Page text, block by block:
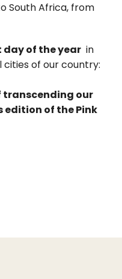
South Africa, from
day of the year in
of our country:
transcending our
edition of the Pink